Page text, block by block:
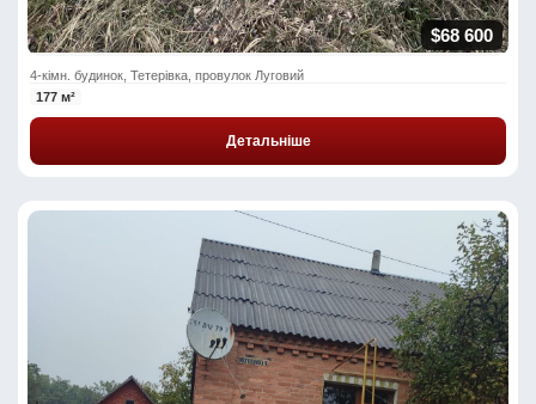
$68 600
4-кімн. будинок, Тетерівка, провулок Луговий
177 м²
Детальніше